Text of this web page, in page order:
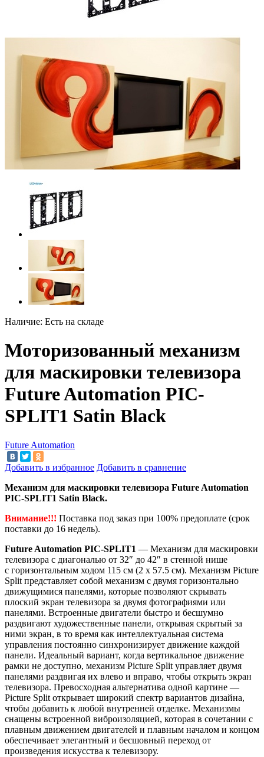
Наличие: Есть на складе
Моторизованный механизм
для маскировки телевизора
Future Automation PIC-
SPLIT1 Satin Black
Future Automation
Добавить в избранное Добавить в сравнение
Механизм для маскировки телевизора Future Automation
PIC-SPLIT1 Satin Black.
Внимание!!! Поставка под заказ при 100% предоплате (срок
поставки до 16 недель).
Future Automation PIC-SPLIT1 — Механизм для маскировки
телевизора c диагональю от 32″ до 42″ в стенной нише
с горизонтальным ходом 115 см (2 х 57.5 см). Механизм Picture
Split представляет собой механизм c двумя горизонтально
движущимися панелями, которые позволяют скрывать
плоский экран телевизора за двумя фотографиями или
панелями. Встроенные двигатели быстро и бесшумно
раздвигают художественные панели, открывая скрытый за
ними экран, в то время как интеллектуальная система
управления постоянно синхронизирует движение каждой
панели. Идеальный вариант, когда вертикальное движение
рамки не доступно, механизм Picture Split управляет двумя
панелями раздвигая их влево и вправо, чтобы открыть экран
телевизора. Превосходная альтернатива одной картине —
Picture Split открывает широкий спектр вариантов дизайна,
чтобы добавить к любой внутренней отделке. Механизмы
снащены встроенной виброизоляцией, которая в сочетании с
плавным движением двигателей и плавным началом и концом
обеспечивает элегантный и бесшовный переход от
произведения искусства к телевизору.